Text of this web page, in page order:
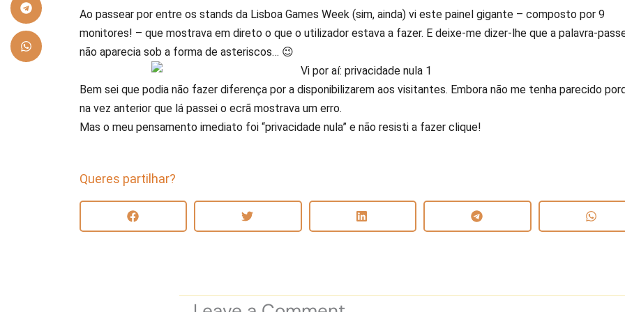
Ao passear por entre os stands da Lisboa Games Week (sim, ainda) vi este painel gigante – composto por 9
monitores! – que mostrava em direto o que o utilizador estava a fazer. E deixe-me dizer-lhe que a palavra-
não aparecia sob a forma de asteriscos… 😉
Bem sei que podia não fazer diferença por a disponibilizarem aos visitantes. Embora não me tenha parecido
na vez anterior que lá passei o ecrã mostrava um erro.
Mas o meu pensamento imediato foi “privacidade nula” e não resisti a fazer clique!
Queres partilhar?